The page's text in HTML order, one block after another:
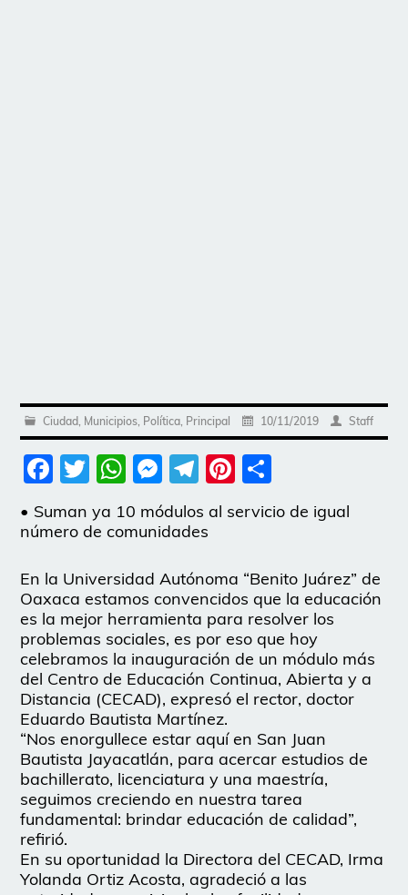
Ciudad Municipios Política Principal 10/11/2019 Staff
Facebook
Twitter
WhatsApp
Messenger
Telegram
Pinterest
• Suman ya 10 módulos al servicio de igual
número de comunidades
En la Universidad Autónoma “Benito Juárez” de
Oaxaca estamos convencidos que la educación
es la mejor herramienta para resolver los
problemas sociales, es por eso que hoy
celebramos la inauguración de un módulo más
del Centro de Educación Continua, Abierta y a
Distancia (CECAD), expresó el rector, doctor
Eduardo Bautista Martínez.
“Nos enorgullece estar aquí en San Juan
Bautista Jayacatlán, para acercar estudios de
bachillerato, licenciatura y una maestría,
seguimos creciendo en nuestra tarea
fundamental: brindar educación de calidad”,
refirió.
En su oportunidad la Directora del CECAD, Irma
Yolanda Ortiz Acosta, agradeció a las